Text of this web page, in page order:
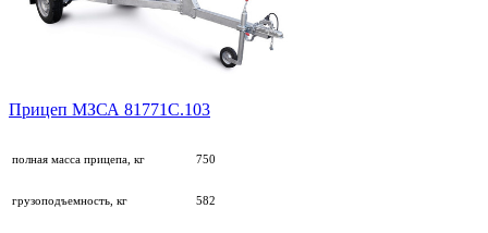
Прицеп МЗСА 81771С.103
полная масса прицепа, кг 750
грузоподъемность, кг 582